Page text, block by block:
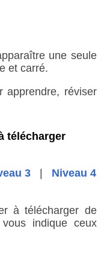
une seule
et carré.
apprendre, réviser
télécharger
3 Niveau 4
à télécharger de
indique ceux